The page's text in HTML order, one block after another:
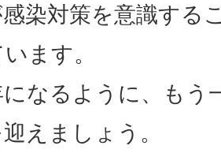
染対策を意識する
ます。
なるように、もう
えましょう。